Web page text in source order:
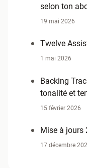
selon ton
19 mai 2026
Twelve
1 mai 2026
Backing
tonalité et
15 février 2026
Mise à jours
17 décembre